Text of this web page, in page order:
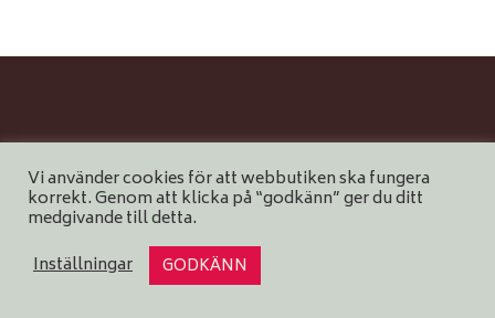
Vi använder cookies för att webbutiken ska fungera
korrekt. Genom att klicka på “godkänn” ger du ditt
medgivande till detta.
Inställningar
GODKÄNN